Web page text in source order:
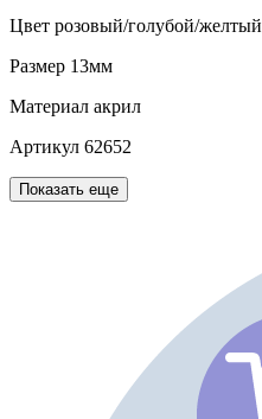
Цвет розовый/голубой/желтый
Размер 13мм
Материал акрил
Артикул 62652
Показать еще